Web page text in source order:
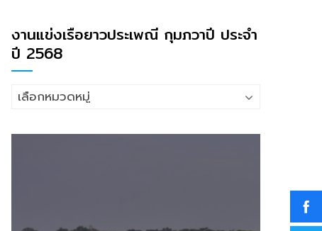
งานแข่งเรือยาวประเพณี กุมภวาปี ประจำ
ปี 2568
งาน
เรือ